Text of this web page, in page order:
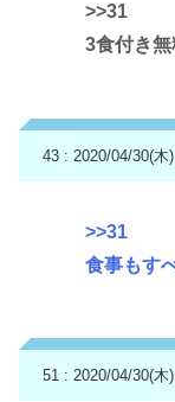
>>31
3食付き無
43 : 2020/04/30(木
>>31
食事もす
51 : 2020/04/30(木